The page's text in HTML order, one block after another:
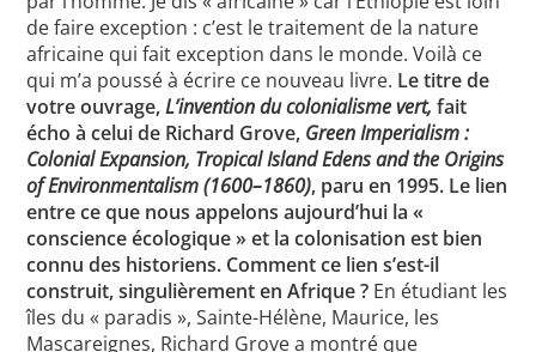
de faire exception : c’est le traitement de la nature
africaine qui fait exception dans le monde. Voilà ce
qui m’a poussé à écrire ce nouveau livre. Le titre de
votre ouvrage,L’invention du colonialisme vert, fait
écho à celui de Richard Grove, Green Imperialism :
Colonial Expansion, Tropical Island Edens and the Origins
of Environmentalism (1600–1860), paru en 1995. Le lien
entre ce que nous appelons aujourd’hui la «
conscience écologique » et la colonisation est bien
connu des historiens. Comment ce lien s’est-il
construit, singulièrement en Afrique ? En étudiant les
îles du « paradis », Sainte-Hélène, Maurice, les
Mascareignes, Richard Grove a montré que